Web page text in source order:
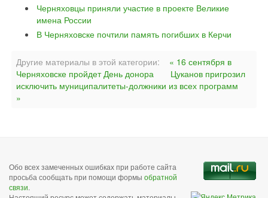
Черняховцы приняли участие в проекте Великие
имена России
В Черняховске почтили память погибших в Керчи
Другие материалы в этой категории:
« 16 сентября в
Черняховске пройдет День донора
Цуканов пригрозил
исключить муниципалитеты-должники из всех программ
»
Обо всех замеченных ошибках при работе сайта
просьба сообщать при помощи формы обратной
связи.